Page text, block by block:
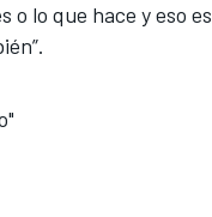
o lo que hace y eso es